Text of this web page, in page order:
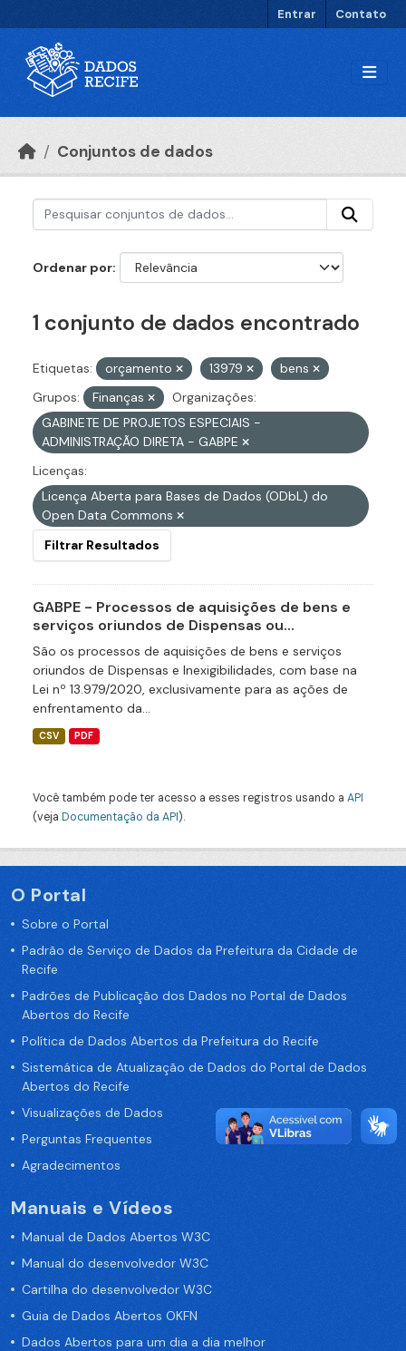
Entrar Contato
Conjuntos de dados
Ordenar por
1 conjunto de dados encontrado
Etiquetas: orçamento 13979
bens
Grupos:
Finanças
Organizações:
GABINETE DE PROJETOS ESPECIAIS -
ADMINISTRAÇÃO DIRETA - GABPE
Licenças:
Licença Aberta para Bases de Dados (ODbL) do
Open Data Commons
Filtrar Resultados
GABPE - Processos de aquisições de bens e
serviços oriundos de Dispensas ou...
São os processos de aquisições de bens e serviços
oriundos de Dispensas e Inexigibilidades, com base na
Lei nº 13.979/2020, exclusivamente para as ações de
enfrentamento da...
CSV PDF
Você também pode ter acesso a esses registros usando a API
(veja Documentação da API).
O Portal
Sobre o Portal
Padrão de Serviço de Dados da Prefeitura da Cidade de
Recife
Padrões de Publicação dos Dados no Portal de Dados
Abertos do Recife
Política de Dados Abertos da Prefeitura do Recife
Sistemática de Atualização de Dados do Portal de Dados
Abertos do Recife
Visualizações de Dados
Perguntas Frequentes
Agradecimentos
Manuais e Vídeos
Manual de Dados Abertos W3C
Manual do desenvolvedor W3C
Cartilha do desenvolvedor W3C
Guia de Dados Abertos OKFN
Dados Abertos para um dia a dia melhor